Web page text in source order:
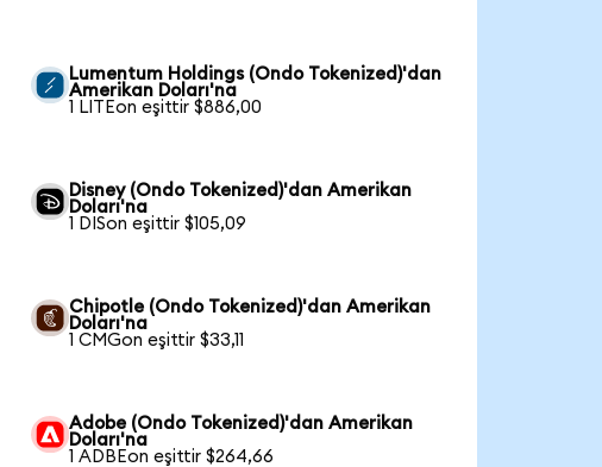
Lumentum Holdings (Ondo Tokenized)'dan
Amerikan Doları'na
1 LITEon eşittir $886,00
Disney (Ondo Tokenized)'dan Amerikan
Doları'na
1 DISon eşittir $105,09
Chipotle (Ondo Tokenized)'dan Amerikan
Doları'na
1 CMGon eşittir $33,11
Adobe (Ondo Tokenized)'dan Amerikan
Doları'na
1 ADBEon eşittir $264,66